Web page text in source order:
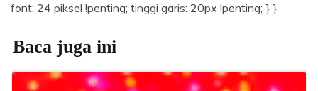
font: 24 piksel !penting; tinggi garis: 20px !penting; } }
Baca juga ini